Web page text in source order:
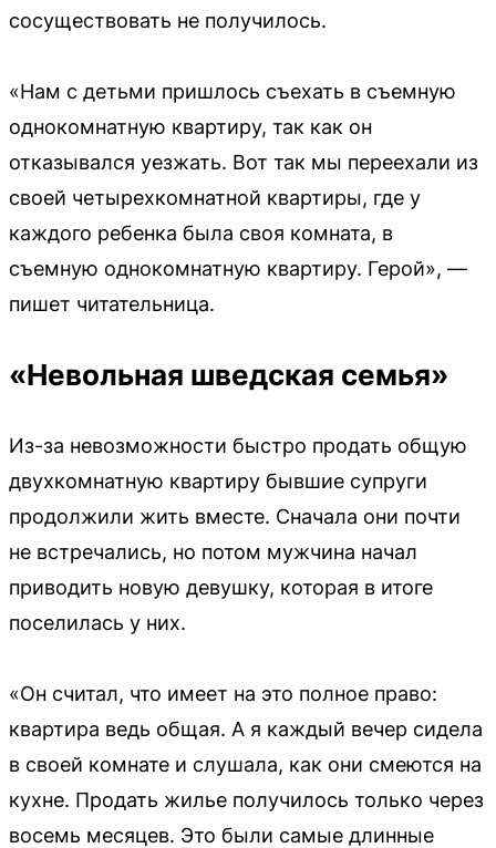
сосуществовать не получилось.
«Нам с детьми пришлось съехать в съемную
однокомнатную квартиру, так как он
отказывался уезжать. Вот так мы переехали из
своей четырехкомнатной квартиры, где у
каждого ребенка была своя комната, в
съемную однокомнатную квартиру. Герой», —
пишет читательница.
«Невольная шведская семья»
Из-за невозможности быстро продать общую
двухкомнатную квартиру бывшие супруги
продолжили жить вместе. Сначала они почти
не встречались, но потом мужчина начал
приводить новую девушку, которая в итоге
поселилась у них.
«Он считал, что имеет на это полное право:
квартира ведь общая. А я каждый вечер сидела
в своей комнате и слушала, как они смеются на
кухне. Продать жилье получилось только через
восемь месяцев. Это были самые длинные